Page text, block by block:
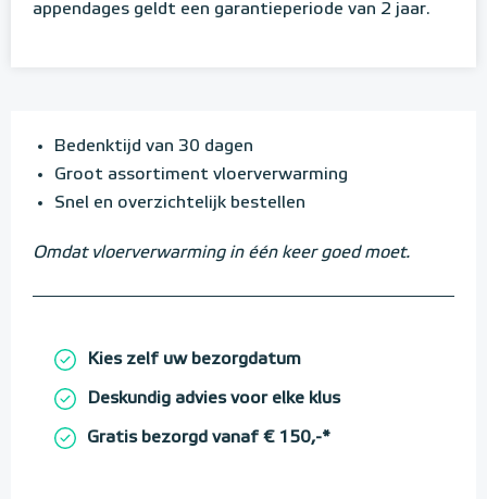
appendages geldt een garantieperiode van 2 jaar.
Bedenktijd van 30 dagen
Groot assortiment vloerverwarming
Snel en overzichtelijk bestellen
Omdat vloerverwarming in één keer goed moet.
Kies zelf uw bezorgdatum
Deskundig advies voor elke klus
Gratis bezorgd vanaf € 150,-*